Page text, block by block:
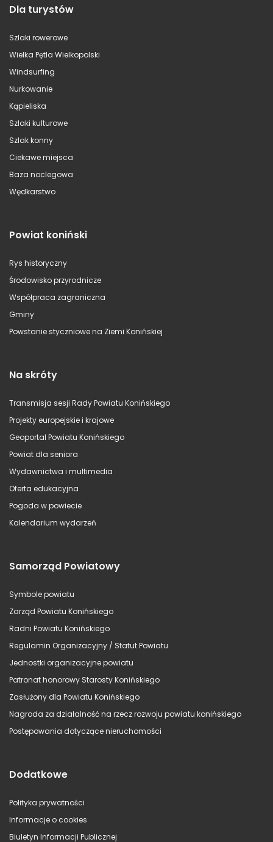
Dla turystów
Szlaki rowerowe
Wielka Pętla Wielkopolski
Windsurfing
Nurkowanie
Kąpieliska
Szlaki kulturowe
Szlak konny
Ciekawe miejsca
Baza noclegowa
Wędkarstwo
Powiat koniński
Rys historyczny
Środowisko przyrodnicze
Współpraca zagraniczna
Gminy
Powstanie styczniowe na Ziemi Konińskiej
Na skróty
Transmisja sesji Rady Powiatu Konińskiego
Projekty europejskie i krajowe
Geoportal Powiatu Konińskiego
Powiat dla seniora
Wydawnictwa i multimedia
Oferta edukacyjna
Pogoda w powiecie
Kalendarium wydarzeń
Samorząd Powiatowy
Symbole powiatu
Zarząd Powiatu Konińskiego
Radni Powiatu Konińskiego
Regulamin Organizacyjny / Statut Powiatu
Jednostki organizacyjne powiatu
Patronat honorowy Starosty Konińskiego
Zasłużony dla Powiatu Konińskiego
Nagroda za działalność na rzecz rozwoju powiatu konińskiego
Postępowania dotyczące nieruchomości
Dodatkowe
Polityka prywatności
Informacje o cookies
Biuletyn Informacji Publicznej